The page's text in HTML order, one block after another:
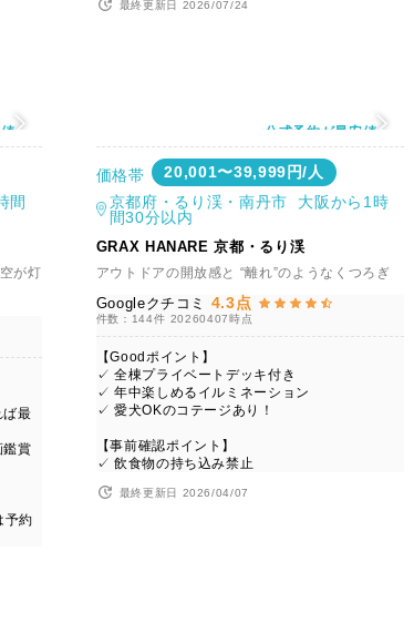
最終更新日 2026/07/24
間
が灯
ば最
鑑賞
予約
公式予約が最安値
価格帯
20,001〜39,999円/人
京都府・るり渓・南丹市 大阪から1時
間30分以内
GRAX HANARE 京都・るり渓
アウトドアの開放感と “離れ”のようなくつろぎ
Googleクチコミ 4.3点
件数：144件 20260407時点
【Goodポイント】
✓ 全棟プライベートデッキ付き
✓ 年中楽しめるイルミネーション
✓ 愛犬OKのコテージあり！
【事前確認ポイント】
✓ 飲食物の持ち込み禁止
最終更新日 2026/04/07